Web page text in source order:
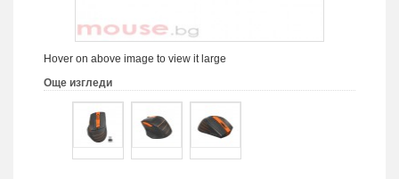
Hover on above image to view it large
Още изгледи